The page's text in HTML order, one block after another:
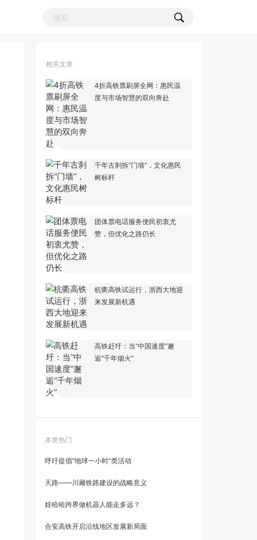
相关文章
4折高铁票刷屏全网：惠民温
度与市场智慧的双向奔赴
千年古刹拆“门墙”，文化惠民
树标杆
团体票电话服务便民初衷尤
赞，但优化之路仍长
杭衢高铁试运行，浙西大地迎
来发展新机遇
高铁赶圩：当“中国速度”邂
逅“千年烟火”
本类热门
呼吁提倡“地球一小时”类活动
天路——川藏铁路建设的战略意义
娃哈哈跨界做机器人能走多远？
合安高铁开启沿线地区发展新局面